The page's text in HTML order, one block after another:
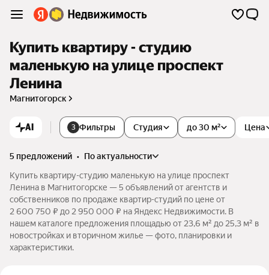
Купить квартиру - студию
маленькую на улице проспект
Ленина
Магнитогорск
AI 3 Фильтры Студия Цена
до 30 м²
5 предложений •
по актуальности
Купить квартиру-студию маленькую на улице проспект
Ленина в Магнитогорске — 5 объявлений от агентств и
собственников по продаже квартир-студий по цене от
2 600 750 ₽ до 2 950 000 ₽ на Яндекс Недвижимости. В
нашем каталоге предложения площадью от 23,6 м² до 25,3 м² в
новостройках и вторичном жилье — фото, планировки и
характеристики.